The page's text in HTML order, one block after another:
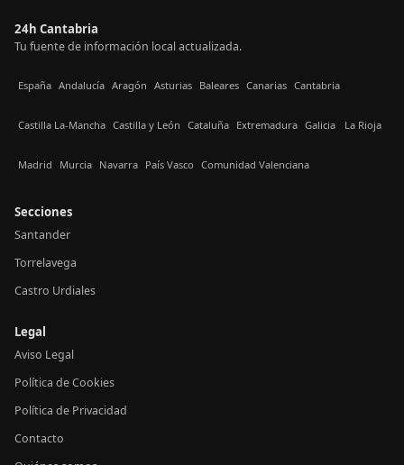
24h Cantabria
Tu fuente de información local actualizada.
España Andalucía Aragón Asturias Baleares Canarias Cantabria
Castilla La-Mancha Castilla y León Cataluña Extremadura Galicia La Rioja
Madrid Murcia Navarra País Vasco Comunidad Valenciana
Secciones
Santander
Torrelavega
Castro Urdiales
Legal
Aviso Legal
Política de Cookies
Política de Privacidad
Contacto